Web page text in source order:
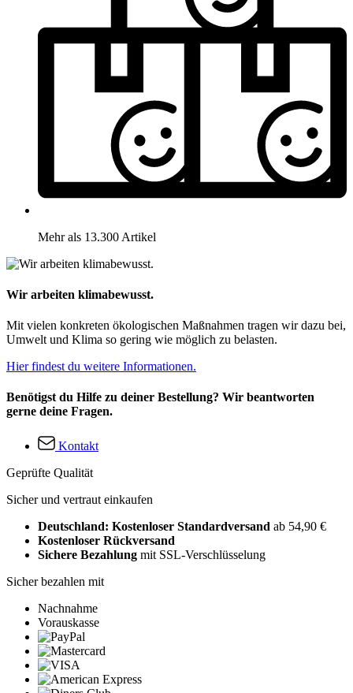
Mehr als 13.300 Artikel
Wir arbeiten klimabewusst.
Mit vielen konkreten ökologischen Maßnahmen tragen wir dazu bei,
Umwelt und Klima so gering wie möglich zu belasten.
Hier findest du weitere Informationen.
Benötigst du Hilfe zu deiner Bestellung? Wir beantworten
gerne deine Fragen.
Kontakt
Geprüfte Qualität
Sicher und vertraut einkaufen
Deutschland: Kostenloser Standardversand ab 54,90 €
Kostenloser Rückversand
Sichere Bezahlung mit SSL-Verschlüsselung
Sicher bezahlen mit
Nachnahme
Vorauskasse